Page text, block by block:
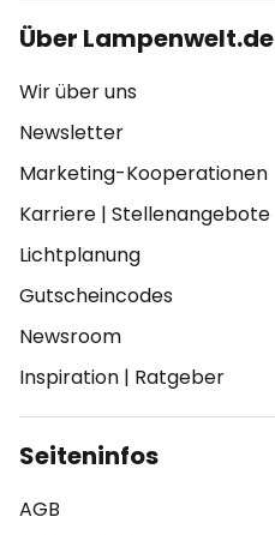
Über Lampenwelt.de
Wir über uns
Newsletter
Marketing-Kooperationen
Karriere | Stellenangebote
Lichtplanung
Gutscheincodes
Newsroom
Inspiration | Ratgeber
Seiteninfos
AGB